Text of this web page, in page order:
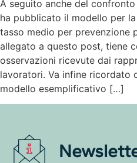
A seguito anche del
ha pubblicato il modello per
tasso medio per prevenzione
allegato a questo post, tiene
osservazioni ricevute dai
lavoratori. Va infine ricordato
modello esemplificativo […]